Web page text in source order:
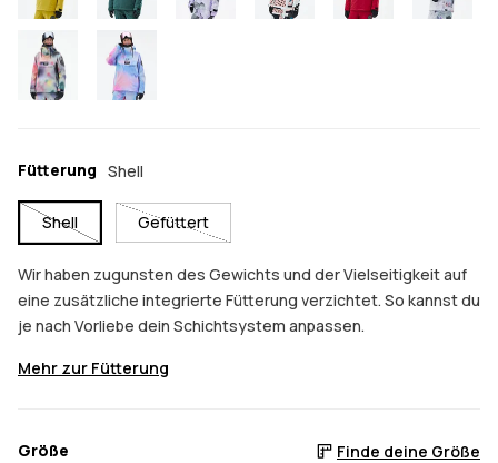
Fütterung Shell
Shell Gefüttert
Wir haben zugunsten des Gewichts und der Vielseitigkeit auf
eine zusätzliche integrierte Fütterung verzichtet. So kannst du
je nach Vorliebe dein Schichtsystem anpassen.
Mehr zur Fütterung
Größe Finde deine Größe